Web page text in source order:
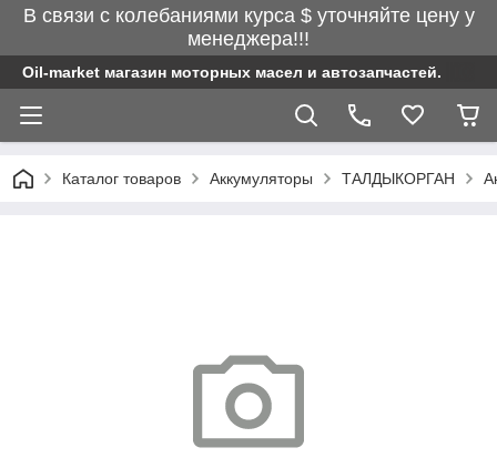
В связи с колебаниями курса $ уточняйте цену у
менеджера!!!
Oil-market магазин моторных масел и автозапчастей.
Каталог товаров Аккумуляторы ТАЛДЫКОРГАН